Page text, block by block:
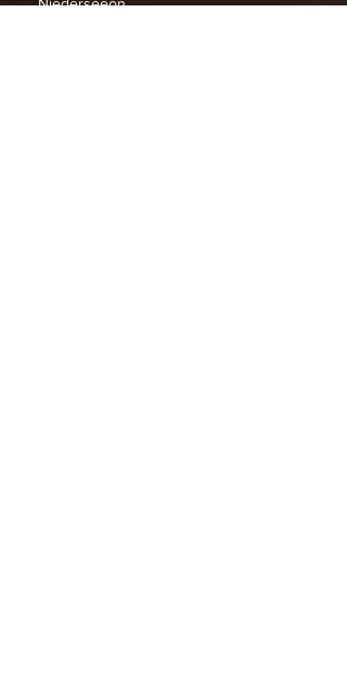
Niederseeon